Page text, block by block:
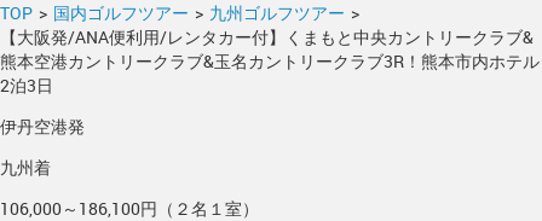
TOP > 国内ゴルフツアー > 九州ゴルフツアー >
【大阪発/ANA便利用/レンタカー付】くまもと中央カントリークラブ&
熊本空港カントリークラブ&玉名カントリークラブ3R！熊本市内ホテル
2泊3日
伊丹空港発
九州着
106,000～186,100円（２名１室）